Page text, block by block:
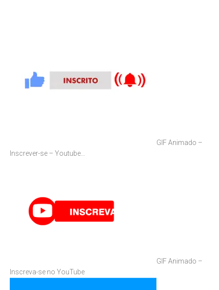
GIF Animado –
Inscrever-se – Youtube…
GIF Animado –
Inscreva-se no YouTube